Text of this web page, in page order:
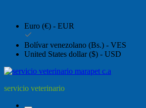
Euro (€) - EUR
Bolívar venezolano (Bs.) - VES
United States dollar ($) - USD
servicio veterinario